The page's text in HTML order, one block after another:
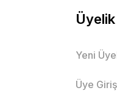
Üyelik
Yeni
Üye